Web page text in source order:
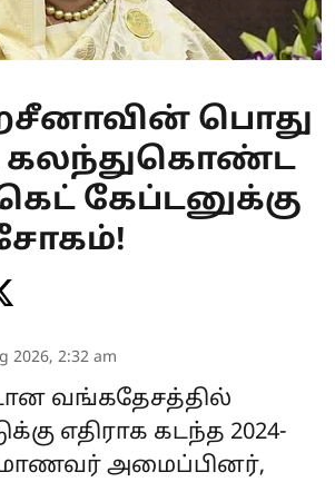
பொது
கலந்துகொண்ட
கேப்டனுக்கு
2026, 2:32 am
வங்கதேசத்தில்
எதிராக கடந்த 2024-
அமைப்பினர்,